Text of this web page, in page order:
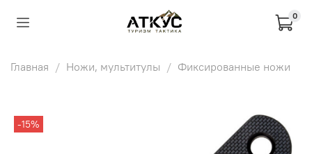
0
Главная Ножи, мультитулы Фиксированные ножи
-15%